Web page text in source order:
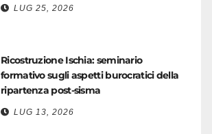
LUG 25, 2026
Ricostruzione Ischia: seminario
formativo sugli aspetti burocratici della
ripartenza post-sisma
LUG 13, 2026